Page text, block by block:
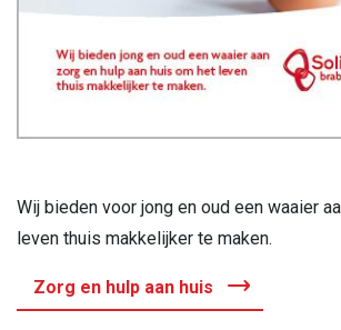
Wij bieden voor jong en oud een waaier
leven thuis makkelijker te maken.
Zorg en hulp aan huis